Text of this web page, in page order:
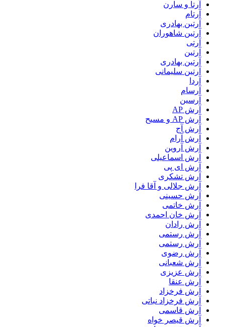
آرتا و سارن
آرتام
آرتبن بهادری
آرتين شاهوران
آرتی
آرتین
آرتین بهادری
آرتین سلیمانی
آردا
آرسام
آرسین
آرش AP
آرش AP و مسیح
آرش آج
آرش آرام
آرش آروین
آرش اسماعیلی
آرش ای پی
آرش تشکری
آرش جلالی و آقا فرا
آرش حسینی
آرش خاتمی
آرش خان احمدی
آرش رادان
آرش رستمى
آرش رستمی
آرش رضوی
آرش شعبانی
آرش عزیزی
آرش عنقا
آرش فرخزاد
آرش فرخزاد نباتی
آرش قاسمی
آرش قیصر خواه